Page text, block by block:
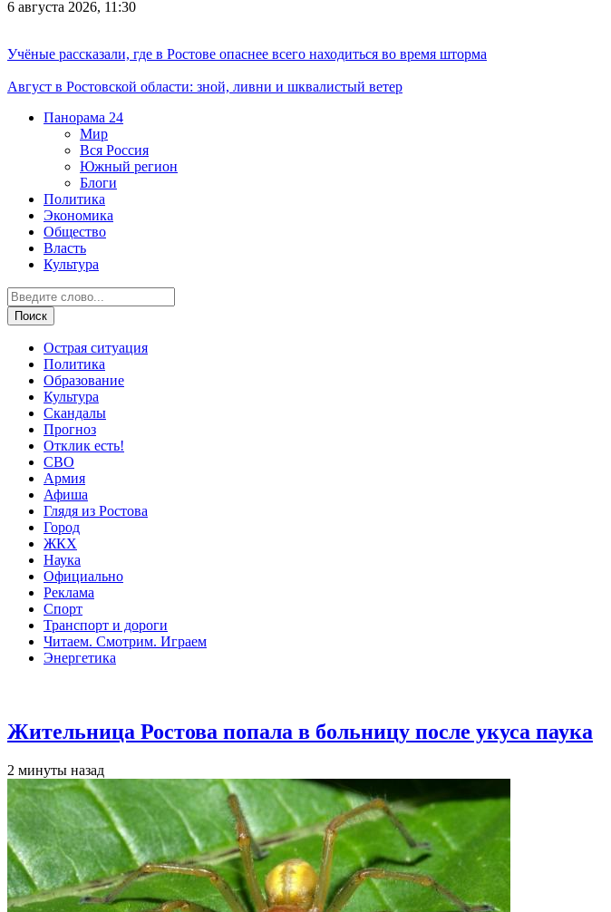
6 августа 2026, 11:30
Учёные рассказали, где в Ростове опаснее всего находиться во время шторма
Август в Ростовской области: зной, ливни и шквалистый ветер
Панорама 24
Мир
Вся Россия
Южный регион
Блоги
Политика
Экономика
Общество
Власть
Культура
Острая ситуация
Политика
Образование
Культура
Скандалы
Прогноз
Отклик есть!
СВО
Армия
Афиша
Глядя из Ростова
Город
ЖКХ
Наука
Официально
Реклама
Спорт
Транспорт и дороги
Читаем. Смотрим. Играем
Энергетика
Жительница Ростова попала в больницу после укуса паука
2 минуты назад